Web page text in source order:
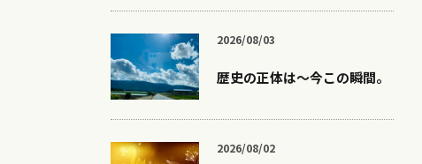
2026/08/03
歴史の正体は〜今この瞬間。
2026/08/02